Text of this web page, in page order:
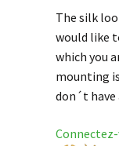
The silk
would like
which you
mounting
don´t